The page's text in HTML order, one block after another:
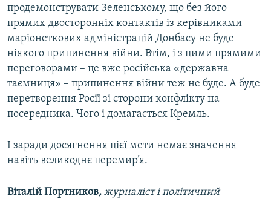
продемонструвати Зеленському, що без його
прямих двосторонніх контактів із керівниками
маріонеткових адміністрацій Донбасу не буде
ніякого припинення війни. Втім, і з цими прямими
переговорами – це вже російська «державна
таємниця» – припинення війни теж не буде. А буде
перетворення Росії зі сторони конфлікту на
посередника. Чого і домагається Кремль.
І заради досягнення цієї мети немає значення
навіть великоднє перемир’я.
Віталій Портников, журналіст і політичний